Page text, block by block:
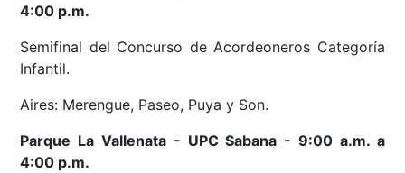
4:00 p.m.
Semifinal del Concurso de Acordeoneros Categoría
Infantil.
Aires: Merengue, Paseo, Puya y Son.
Parque La Vallenata - UPC Sabana - 9:00 a.m. a
4:00 p.m.